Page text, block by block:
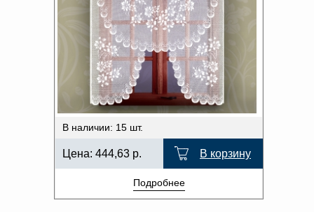
В наличии: 15 шт.
Цена: 444,63 р. В корзину
Подробнее